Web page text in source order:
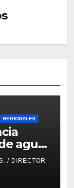
REGIONALES
agua
/ DIRECTOR